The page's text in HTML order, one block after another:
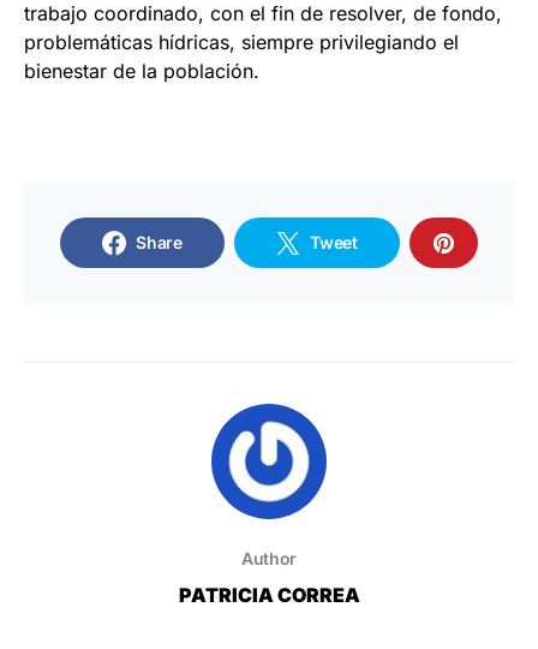
trabajo coordinado, con el fin de resolver, de fondo,
problemáticas hídricas, siempre privilegiando el
bienestar de la población.
Share Tweet
Author
PATRICIA CORREA